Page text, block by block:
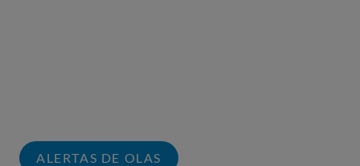
ALERTAS DE OLAS